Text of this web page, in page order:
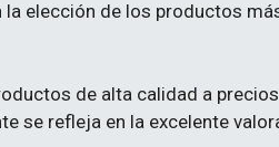
elección de los productos
de alta calidad a
se refleja en la excelente